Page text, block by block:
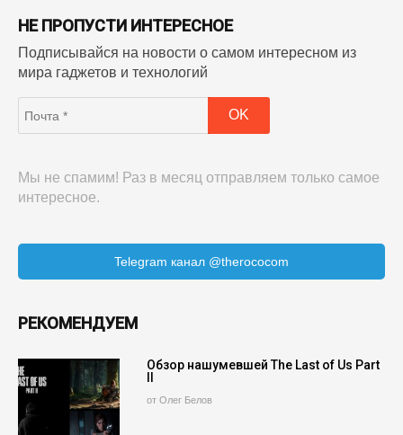
НЕ ПРОПУСТИ ИНТЕРЕСНОЕ
Подписывайся на новости о самом интересном из
мира гаджетов и технологий
Мы не спамим! Раз в месяц отправляем только самое
интересное.
Telegram канал @therococom
РЕКОМЕНДУЕМ
Обзор нашумевшей The Last of Us Part
от Олег Белов